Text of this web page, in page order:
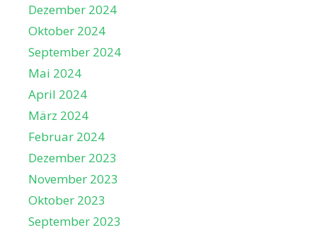
Dezember 2024
Oktober 2024
September 2024
Mai 2024
April 2024
März 2024
Februar 2024
Dezember 2023
November 2023
Oktober 2023
September 2023